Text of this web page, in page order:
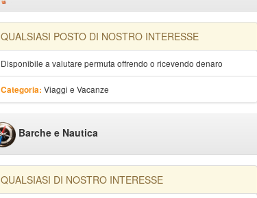
QUALSIASI POSTO DI NOSTRO INTERESSE
Disponibile a valutare permuta offrendo o ricevendo denaro
Categoria: Viaggi e Vacanze
Barche e Nautica
QUALSIASI DI NOSTRO INTERESSE